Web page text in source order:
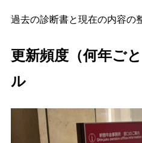
過去の診断書と現在の内容の
更新頻度（何年ご
ル